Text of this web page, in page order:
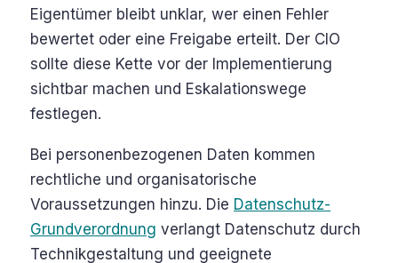
Eigentümer bleibt unklar, wer einen Fehler
bewertet oder eine Freigabe erteilt. Der CIO
sollte diese Kette vor der Implementierung
sichtbar machen und Eskalationswege
festlegen.
Bei personenbezogenen Daten kommen
rechtliche und organisatorische
Voraussetzungen hinzu. Die Datenschutz-
Grundverordnung verlangt Datenschutz durch
Technikgestaltung und geeignete